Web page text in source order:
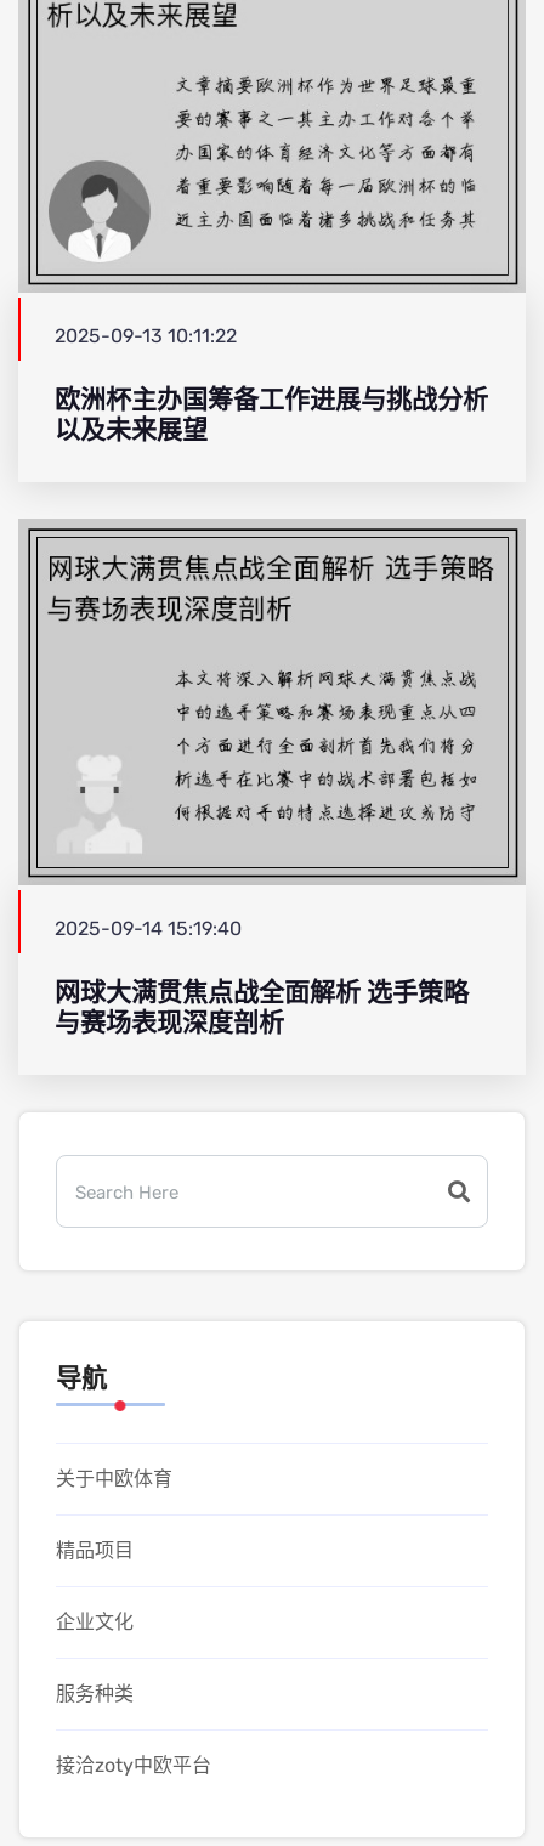
2025-09-13 10:11:22
欧洲杯主办国筹备工作进展与挑战分析
以及未来展望
2025-09-14 15:19:40
网球大满贯焦点战全面解析 选手策略
与赛场表现深度剖析
导航
关于中欧体育
精品项目
企业文化
服务种类
接洽zoty中欧平台